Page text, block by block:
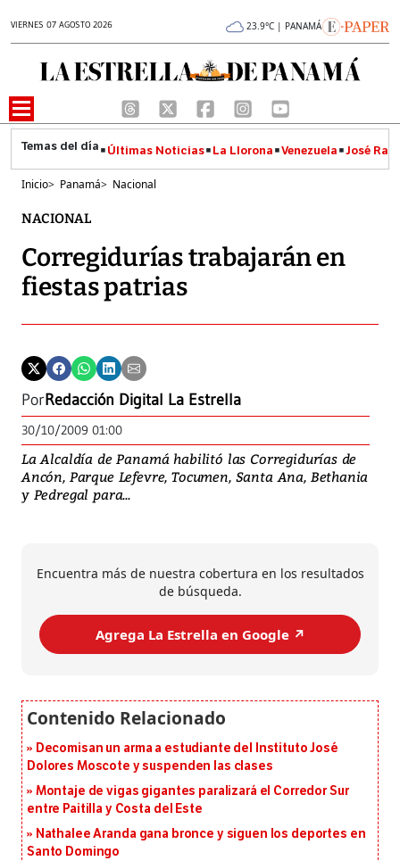
VIERNES 07 AGOSTO 2026 23.9°C | PANAMÁ
Últimas Noticias La Llorona Venezuela José
Inicio> Panamá> Nacional
NACIONAL
Corregidurías trabajarán en
fiestas patrias
PorRedacción Digital La Estrella
30/10/2009 01:00
La Alcaldía de Panamá habilitó las Corregidurías de
Ancón, Parque Lefevre, Tocumen, Santa Ana, Bethania
y Pedregal para...
Encuentra más de nuestra cobertura en los resultados
de búsqueda.
Agrega La Estrella en Google ↗️
Decomisan un arma a estudiante del Instituto José
Dolores Moscote y suspenden las clases
Montaje de vigas gigantes paralizará el Corredor Sur
entre Paitilla y Costa del Este
Nathalee Aranda gana bronce y siguen los deportes en
Santo Domingo